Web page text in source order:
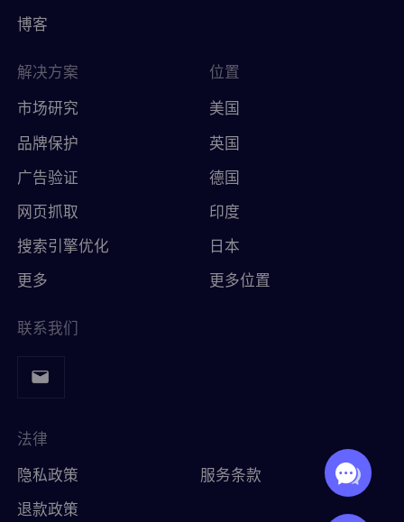
博客
解决方案
市场研究
品牌保护
广告验证
网页抓取
搜索引擎优化
更多
位置
美国
英国
德国
印度
日本
更多位置
联系我们
法律
隐私政策
服务条款
退款政策